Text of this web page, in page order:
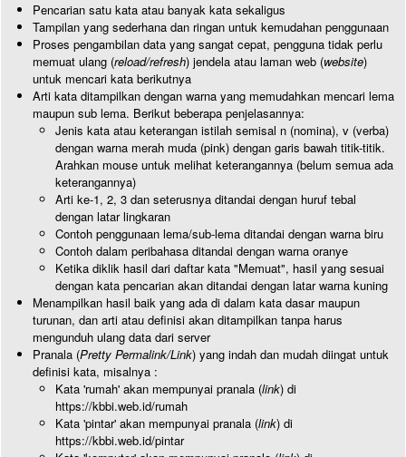
Pencarian satu kata atau banyak kata sekaligus
Tampilan yang sederhana dan ringan untuk kemudahan penggunaan
Proses pengambilan data yang sangat cepat, pengguna tidak perlu
memuat ulang (reload/refresh) jendela atau laman web (website)
untuk mencari kata berikutnya
Arti kata ditampilkan dengan warna yang memudahkan mencari lema
maupun sub lema. Berikut beberapa penjelasannya:
Jenis kata atau keterangan istilah semisal n (nomina), v (verba)
dengan warna merah muda (pink) dengan garis bawah titik-titik.
Arahkan mouse untuk melihat keterangannya (belum semua ada
keterangannya)
Arti ke-1, 2, 3 dan seterusnya ditandai dengan huruf tebal
dengan latar lingkaran
Contoh penggunaan lema/sub-lema ditandai dengan warna biru
Contoh dalam peribahasa ditandai dengan warna oranye
Ketika diklik hasil dari daftar kata "Memuat", hasil yang sesuai
dengan kata pencarian akan ditandai dengan latar warna kuning
Menampilkan hasil baik yang ada di dalam kata dasar maupun
turunan, dan arti atau definisi akan ditampilkan tanpa harus
mengunduh ulang data dari server
Pranala (Pretty Permalink/Link) yang indah dan mudah diingat untuk
definisi kata, misalnya :
Kata 'rumah' akan mempunyai pranala (link) di
https://kbbi.web.id/rumah
Kata 'pintar' akan mempunyai pranala (link) di
https://kbbi.web.id/pintar